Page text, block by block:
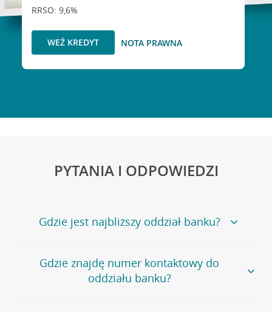
RRSO: 9,6%
WEŹ KREDYT NOTA PRAWNA
PYTANIA I ODPOWIEDZI
Gdzie jest najbliższy oddział banku?
Jeśli szukasz oddziału naszego banku, zapraszamy na
stronęPlacówki i bankomaty, na której znajduje się
wygodna wyszukiwarka.
Gdzie znajdę numer kontaktowy do
oddziału banku?